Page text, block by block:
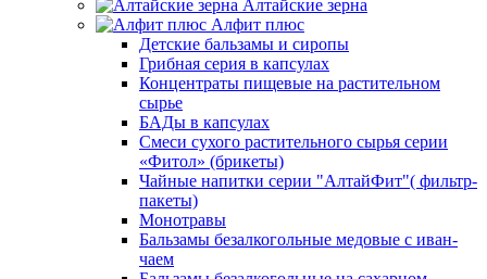
Алтайские зерна
Алфит плюс
Детские бальзамы и сиропы
Грибная серия в капсулах
Концентраты пищевые на растительном
сырье
БАДы в капсулах
Смеси сухого растительного сырья серии
«Фитол» (брикеты)
Чайные напитки серии "АлтайФит"( фильтр-
пакеты)
Монотравы
Бальзамы безалкогольные медовые с иван-
чаем